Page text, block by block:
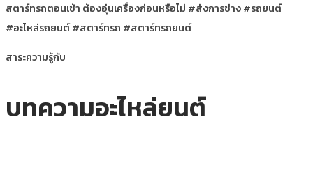
สตาร์ทรถตอนเช้า ต้องอุ่นเครื่องก่อนหรือไม่ #ส่งการช่าง #รถยนต์
#อะไหล่รถยนต์ #สตาร์ทรถ #สตาร์ทรถยนต์
สาระความรู้กับ
บทความอะไหล่ยนต์